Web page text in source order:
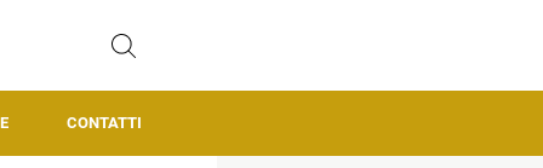
CONTATTI